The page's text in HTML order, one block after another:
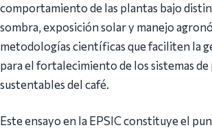
comportamiento de las plantas bajo
sombra, exposición solar y manejo
metodologías científicas que faciliten la
para el fortalecimiento de los sistemas
sustentables del café.
Este ensayo en la EPSIC constituye el